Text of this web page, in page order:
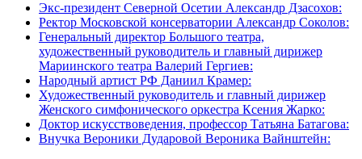
Экс-президент Северной Осетии Александр Дзасохов:
Ректор Московской консерватории Александр Соколов:
Генеральный директор Большого театра,
художественный руководитель и главный дирижер
Мариинского театра Валерий Гергиев:
Народный артист РФ Даниил Крамер:
Художественный руководитель и главный дирижер
Женского симфонического оркестра Ксения Жарко:
Доктор искусствоведения, профессор Татьяна Батагова:
Внучка Вероники Дударовой Вероника Вайнштейн: